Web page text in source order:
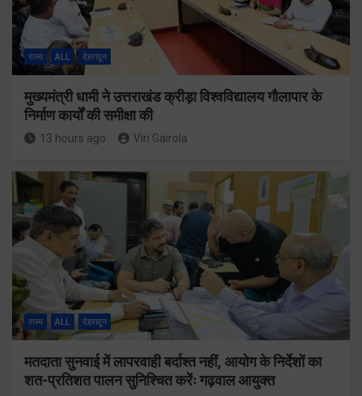
राज्य ALL देहरादून
मुख्यमंत्री धामी ने उत्तराखंड क्रीड़ा विश्वविद्यालय गौलापार के
निर्माण कार्यों की समीक्षा की
13 hours ago Viri Gairola
राज्य ALL देहरादून
मतदाता सुनवाई में लापरवाही बर्दाश्त नहीं, आयोग के निर्देशों का
शत-प्रतिशत पालन सुनिश्चित करेंः गढ़वाल आयुक्त